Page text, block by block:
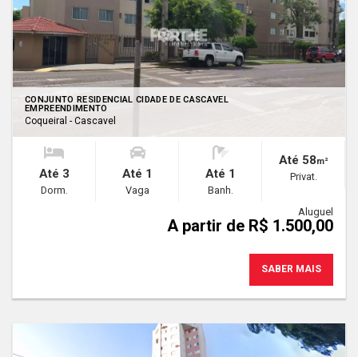
CONJUNTO RESIDENCIAL CIDADE DE CASCAVEL
EMPREENDIMENTO
Coqueiral - Cascavel
Até 3
Dorm.
Até 1
Vaga
Até 1
Banh.
Até 58m²
Privat.
Aluguel
A partir de R$ 1.500,00
SABER MAIS